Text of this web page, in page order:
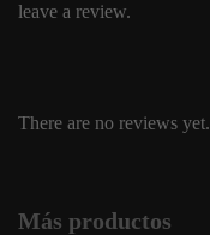
leave a review.
There are no reviews yet.
Más productos